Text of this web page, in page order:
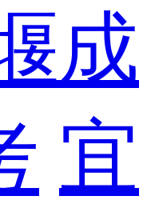
成
宜